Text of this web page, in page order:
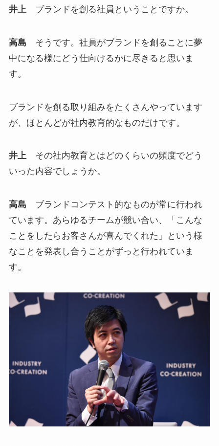
井上 ブランドを創る社員ということですか。
高島 そうです。社員がブランドを創ることに夢
中になる様にどう仕向けるかに尽きると思いま
す。
ブランドを創る取り組みをたくさんやっています
が、ほとんどが社内教育的なものだけです。
井上その社内教育とはどのくらいの頻度でどう
いった内容でしょうか。
高島 ブランドコンテスト的なものが常に行われ
ています。あらゆるチームが競い合い、「こんな
ことをしたらお客さんが喜んでくれた」という様
なことを発表し合うことがずっと行われていま
す。